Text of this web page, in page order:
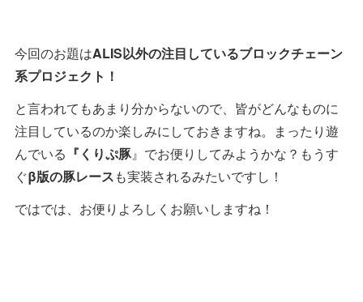
今回のお題はALIS以外の注目しているブロックチェーン
系プロジェクト！
と言われてもあまり分からないので、皆がどんなものに
注目しているのか楽しみにしておきますね。まったり遊
んでいる 『くりぷ豚』でお便りしてみようかな？もうす
ぐβ版の豚レースも実装されるみたいですし！
ではでは、お便りよろしくお願いしますね！